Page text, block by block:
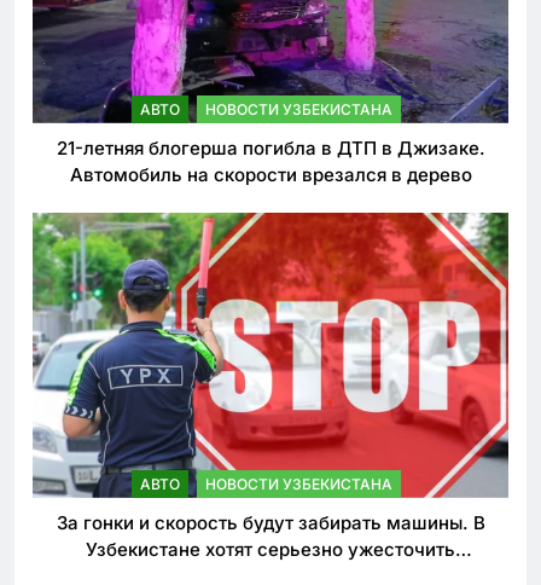
АВТО НОВОСТИ УЗБЕКИСТАНА
21-летняя блогерша погибла в ДТП в Джизаке.
Автомобиль на скорости врезался в дерево
АВТО НОВОСТИ УЗБЕКИСТАНА
За гонки и скорость будут забирать машины. В
Узбекистане хотят серьезно ужесточить